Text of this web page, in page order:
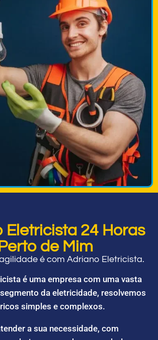
Eletricista 24 Horas
Perto de Mim
é com Adriano Eletricista.
é uma empresa com uma vasta
da eletricidade, resolvemos
simples e complexos.
a sua necessidade, com